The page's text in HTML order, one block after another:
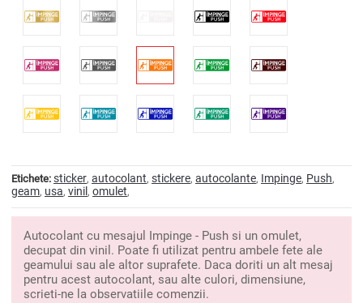
Etichete: sticker, autocolant, stickere, autocolante, Impinge, Push,
geam, usa, vinil , omulet,
Autocolant cu mesajul Impinge - Push si un omulet,
decupat din vinil. Poate fi utilizat pentru ambele fete ale
geamului sau ale altor suprafete. Daca doriti un alt mesaj
pentru acest autocolant, sau alte culori, dimensiune,
scrieti-ne la observatiile comenzii.